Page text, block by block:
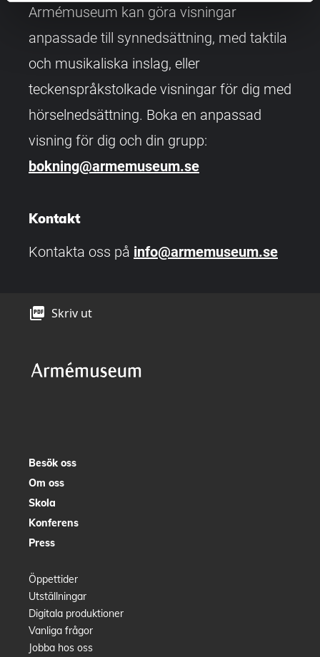
Armémuseum kan göra visningar
anpassade till synnedsättning, med taktila
och musikaliska inslag, eller
teckenspråkstolkade visningar för dig med
hörselnedsättning. Boka en anpassad
visning för dig och din grupp:
bokning@armemuseum.se
Kontakt
Kontakta oss på info@armemuseum.se
picture_as_pdf Skriv ut
Besök oss
Om oss
Skola
Konferens
Press
Öppettider
Utställningar
Digitala produktioner
Vanliga frågor
Jobba hos oss